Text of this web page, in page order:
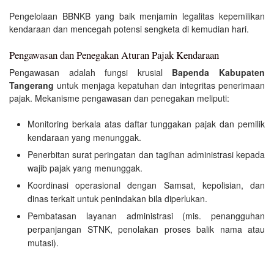
Pengelolaan BBNKB yang baik menjamin legalitas kepemilikan
kendaraan dan mencegah potensi sengketa di kemudian hari.
Pengawasan dan Penegakan Aturan Pajak Kendaraan
Pengawasan adalah fungsi krusial Bapenda Kabupaten
Tangerang untuk menjaga kepatuhan dan integritas penerimaan
pajak. Mekanisme pengawasan dan penegakan meliputi:
Monitoring berkala atas daftar tunggakan pajak dan pemilik
kendaraan yang menunggak.
Penerbitan surat peringatan dan tagihan administrasi kepada
wajib pajak yang menunggak.
Koordinasi operasional dengan Samsat, kepolisian, dan
dinas terkait untuk penindakan bila diperlukan.
Pembatasan layanan administrasi (mis. penangguhan
perpanjangan STNK, penolakan proses balik nama atau
mutasi).